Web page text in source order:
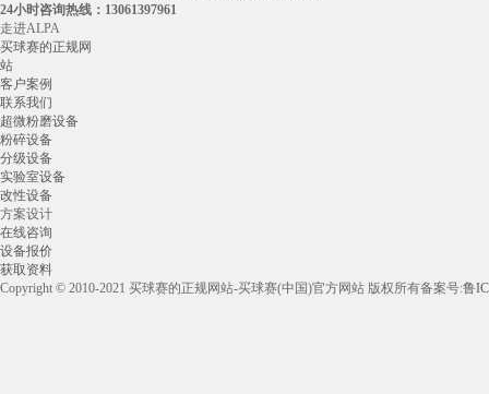
24小时咨询热线： 13061397961
走进ALPA
买球赛的正规网
站
客户案例
联系我们
超微粉磨设备
粉碎设备
分级设备
实验室设备
改性设备
方案设计
在线咨询
设备报价
获取资料
Copyright © 2010-2021 买球赛的正规网站-买球赛(中国)官方网站 版权所有备案号:鲁